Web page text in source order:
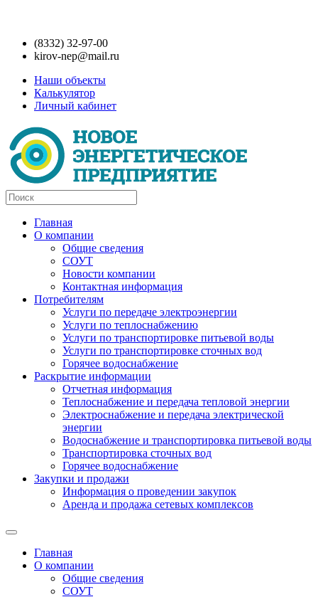
(8332) 32-97-00
kirov-nep@mail.ru
Наши объекты
Калькулятор
Личный кабинет
Главная
О компании
Общие сведения
СОУТ
Новости компании
Контактная информация
Потребителям
Услуги по передаче электроэнергии
Услуги по теплоснабжению
Услуги по транспортировке питьевой воды
Услуги по транспортировке сточных вод
Горячее водоснабжение
Раскрытие информации
Отчетная информация
Теплоснабжение и передача тепловой энергии
Электроснабжение и передача электрической
энергии
Водоснабжение и транспортировка питьевой воды
Транспортировка сточных вод
Горячее водоснабжение
Закупки и продажи
Информация о проведении закупок
Аренда и продажа сетевых комплексов
Главная
О компании
Общие сведения
СОУТ